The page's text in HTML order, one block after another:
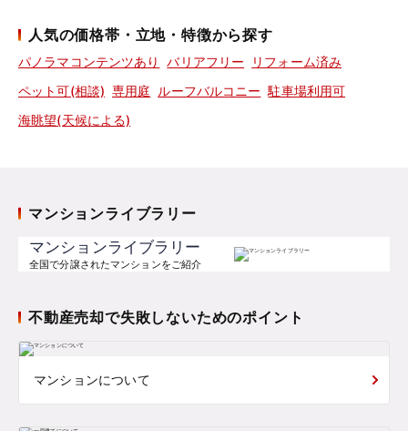
人気の価格帯・立地・特徴から探す
パノラマコンテンツあり バリアフリー
リフォーム済み
ペット可(相談) 専用庭 ルーフバルコニー 駐車場利用可
海眺望(天候による)
マンションライブラリー
マンションライブラリー
全国で分譲されたマンションをご紹介
不動産売却で失敗しないためのポイント
マンションについて